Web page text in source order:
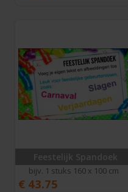
Feestelijk Spandoek
bijv. 1 stuks 160 x 100 cm
€ 43.75